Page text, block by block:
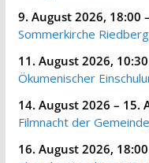
9. August 2026, 18:00 –
Sommerkirche
11. August 2026, 10:30
Ökumenischer
14. August 2026 – 15.
Filmnacht der
16. August 2026, 18:00